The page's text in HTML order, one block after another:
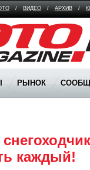
/ ВИДЕО / АРХИВ /
РЫНОК
каждый!